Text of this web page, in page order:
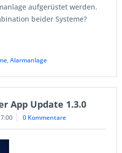
aufgerüstet werden.
beider Systeme?
,Alarmanlage
App Update 1.3.0
0 Kommentare